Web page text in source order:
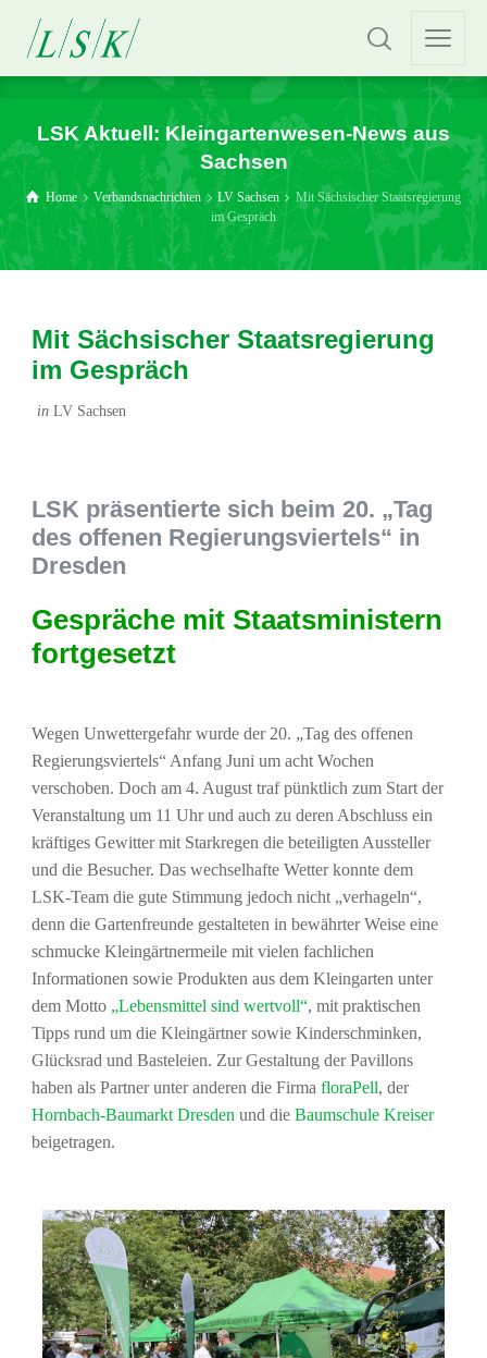
LSK Aktuell: Kleingartenwesen-News aus
Sachsen
Home Verbandsnachrichten LV Sachsen
Mit Sächsischer Staatsregierung
im Gespräch
Mit Sächsischer Staatsregierung
im Gespräch
in LV Sachsen
LSK präsentierte sich beim 20. „Tag
des offenen Regierungsviertels“ in
Dresden
Gespräche mit Staatsministern
fortgesetzt
Wegen Unwettergefahr wurde der 20. „Tag des offenen
Regierungsviertels“ Anfang Juni um acht Wochen
verschoben. Doch am 4. August traf pünktlich zum Start der
Veranstaltung um 11 Uhr und auch zu deren Abschluss ein
kräftiges Gewitter mit Starkregen die beteiligten Aussteller
und die Besucher. Das wechselhafte Wetter konnte dem
LSK-Team die gute Stimmung jedoch nicht „verhageln“,
denn die Gartenfreunde gestalteten in bewährter Weise eine
schmucke Kleingärtnermeile mit vielen fachlichen
Informationen sowie Produkten aus dem Kleingarten unter
dem Motto „Lebensmittel sind wertvoll“, mit praktischen
Tipps rund um die Kleingärtner sowie Kinderschminken,
Glücksrad und Basteleien. Zur Gestaltung der Pavillons
haben als Partner unter anderen die Firma floraPell, der
Hornbach-Baumarkt Dresden und die Baumschule Kreiser
beigetragen.